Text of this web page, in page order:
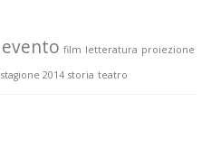
evento film letteratura proiezione
stagione 2014 storia teatro